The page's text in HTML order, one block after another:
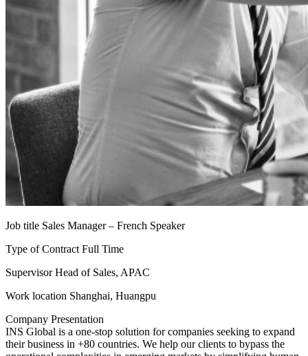
Job title Sales Manager – French Speaker
Type of Contract Full Time
SupervisorHead of Sales, APAC
Work location Shanghai, Huangpu
Company Presentation
INS Global is a one-stop solution for companies seeking to expand
their business in +80 countries. We help our clients to bypass the